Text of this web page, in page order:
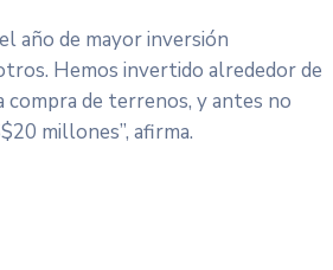
año de mayor inversión
Hemos invertido alrededor de
compra de terrenos, y antes no
millones”, afirma.